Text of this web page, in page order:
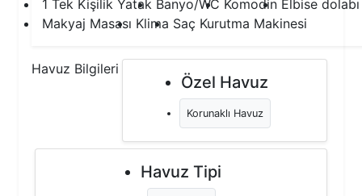
1 Tek Kişilik Yatak Banyo/WC Komodin Elbise dolabı
Makyaj Masası Klima Saç Kurutma Makinesi
Havuz Bilgileri
Özel Havuz
Korunaklı Havuz
Havuz Tipi